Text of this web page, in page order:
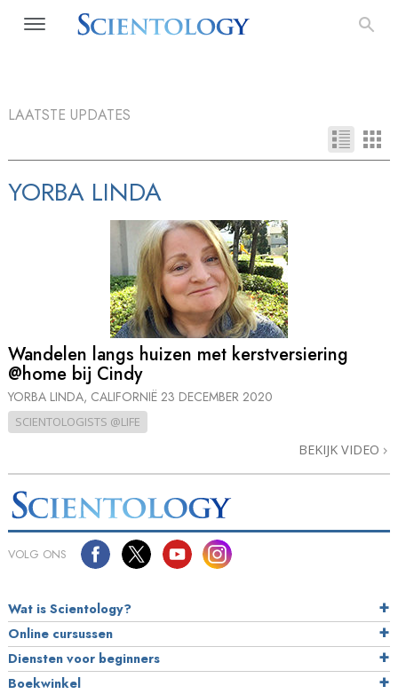
LAATSTE UPDATES
YORBA LINDA
Wandelen langs huizen met kerstversiering
@home bij Cindy
YORBA LINDA, CALIFORNIË 23 DECEMBER 2020
SCIENTOLOGISTS @LIFE
BEKIJK VIDEO
VOLG ONS
Wat is Scientology?
Online cursussen
Diensten voor beginners
Boekwinkel